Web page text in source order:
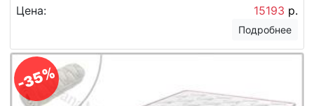
Цена: 15193 р.
Подробнее
-35%